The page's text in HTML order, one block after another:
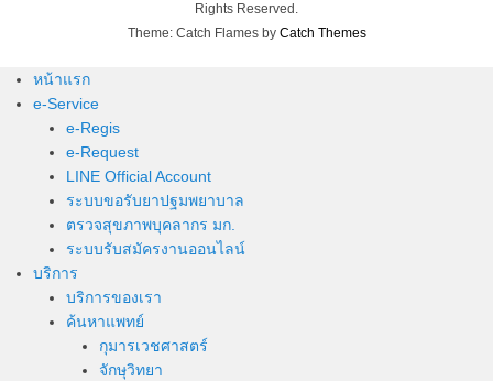
Rights Reserved.
Theme: Catch Flames by Catch Themes
หน้าแรก
e-Service
e-Regis
e-Request
LINE Official Account
ระบบขอรับยาปฐมพยาบาล
ตรวจสุขภาพบุคลากร มก.
ระบบรับสมัครงานออนไลน์
บริการ
บริการของเรา
ค้นหาแพทย์
กุมารเวชศาสตร์
จักษุวิทยา